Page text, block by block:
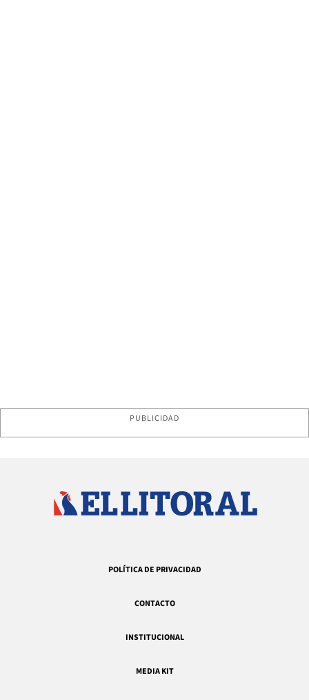
PUBLICIDAD
POLÍTICA DE PRIVACIDAD
CONTACTO
INSTITUCIONAL
MEDIA KIT